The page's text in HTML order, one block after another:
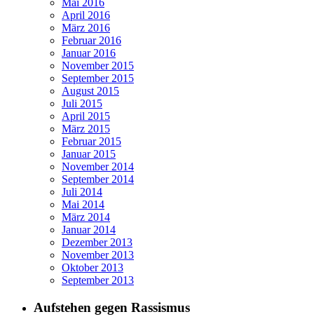
Mai 2016
April 2016
März 2016
Februar 2016
Januar 2016
November 2015
September 2015
August 2015
Juli 2015
April 2015
März 2015
Februar 2015
Januar 2015
November 2014
September 2014
Juli 2014
Mai 2014
März 2014
Januar 2014
Dezember 2013
November 2013
Oktober 2013
September 2013
Aufstehen gegen Rassismus